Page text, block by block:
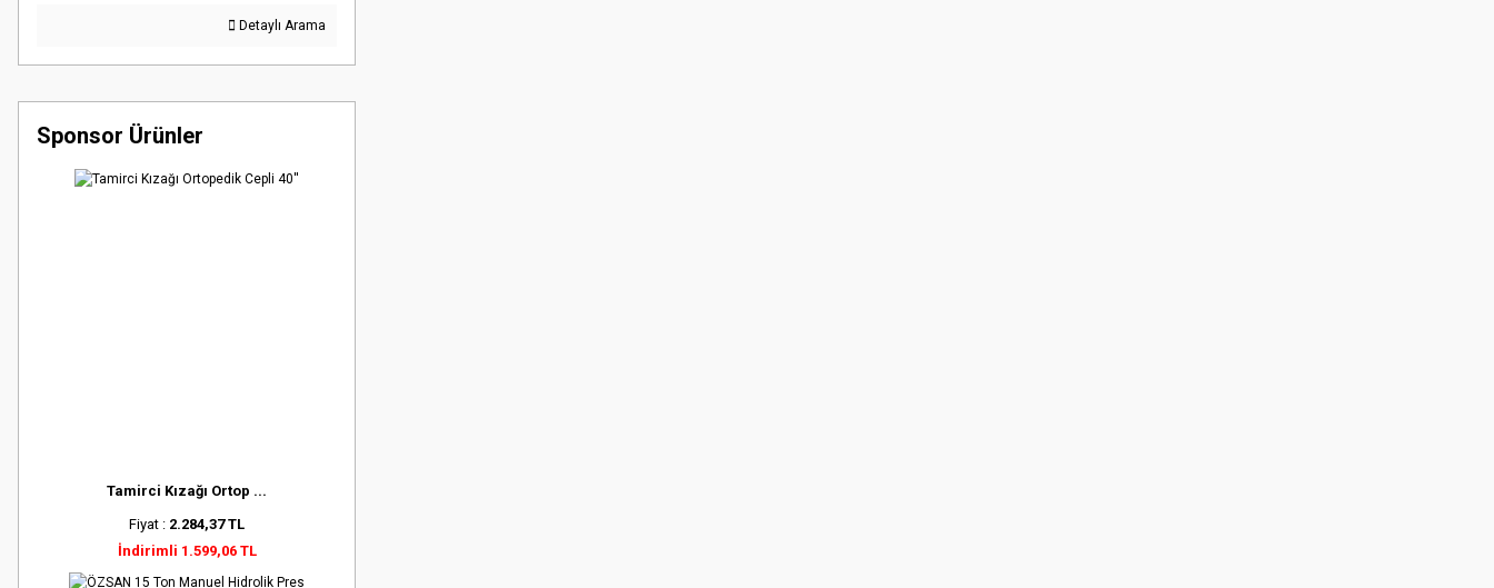
Detaylı Arama
Sponsor Ürünler
Tamirci Kızağı Ortop ...
Fiyat : 2.284,37 TL
İndirimli 1.599,06 TL